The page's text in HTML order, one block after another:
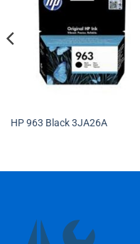
HP 963 Black 3JA26A